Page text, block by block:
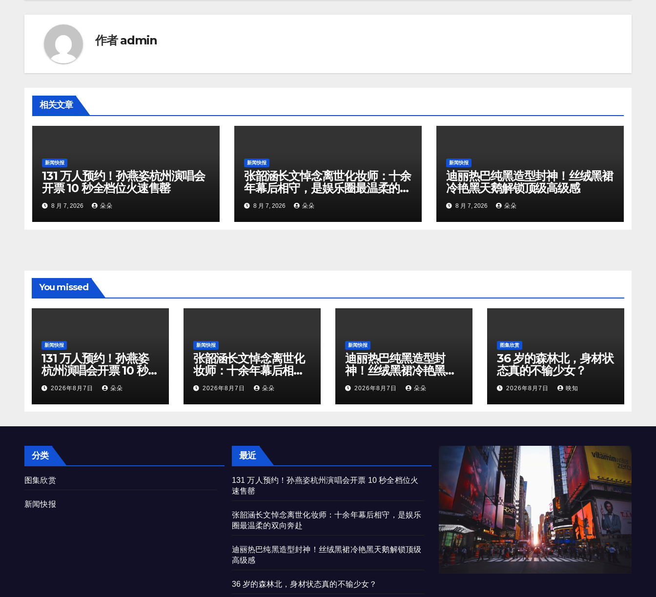
作者admin
相关文章
新闻快报
131 万人预约！孙燕姿杭州演唱会
开票 10 秒全档位火速售罄
8 月 7, 2026 朵朵
新闻快报
张韶涵长文悼念离世化妆师：十余
年幕后相守，是娱乐圈最温柔的双
向奔赴
8 月 7, 2026 朵朵
新闻快报
迪丽热巴纯黑造型封神！丝绒黑裙
冷艳黑天鹅解锁顶级高级感
8 月 7, 2026 朵朵
You missed
新闻快报
131 万人预约！孙燕姿
杭州演唱会开票 10 秒全
档位火速售罄
2026年8月7日 朵朵
新闻快报
张韶涵长文悼念离世化
妆师：十余年幕后相
守，是娱乐圈最温柔的
双向奔赴
2026年8月7日 朵朵
新闻快报
迪丽热巴纯黑造型封
神！丝绒黑裙冷艳黑天
鹅解锁顶级高级感
2026年8月7日 朵朵
图集欣赏
36 岁的森林北，身材状
态真的不输少女？
2026年8月7日 映知
分类
图集欣赏
新闻快报
最近
131 万人预约！孙燕姿杭州演唱会开票 10 秒全档位火
速售罄
张韶涵长文悼念离世化妆师：十余年幕后相守，是娱乐
圈最温柔的双向奔赴
迪丽热巴纯黑造型封神！丝绒黑裙冷艳黑天鹅解锁顶级
高级感
36 岁的森林北，身材状态真的不输少女？